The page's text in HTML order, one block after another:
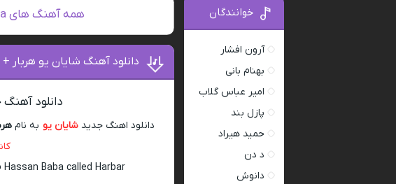
همه آهنگ های Shayan Yo Hassan Baba
دانلود آهنگ شایان یو هربار
دانلود آهنگ
دانلود اهنگ جدید شایان یو به نام
Baba called Harbar
خوانندگان
آرون افشار
بهنام بانی
امیر عباس گلاب
پازل بند
حمید هیراد
د دن
دانوش